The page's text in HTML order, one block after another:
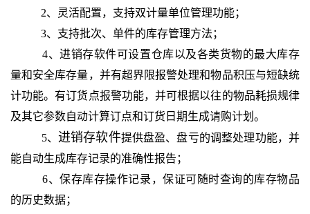
2、灵活配置，支持双计量单位管理功能；
3、支持批次、单件的库存管理方法；
4、进销存软件可设置仓库以及各类货物的最大库存
量和安全库存量，并有超界限报警处理和物品积压与短缺统
计功能。有订货点报警功能，并可根据以往的物品耗损规律
及其它参数自动计算订点和订货日期生成请购计划。
5、 进销存软件提供盘盈、盘亏的调整处理功能，并
能自动生成库存记录的准确性报告；
6、保存库存操作记录，保证可随时查询的库存物品
的历史数据；